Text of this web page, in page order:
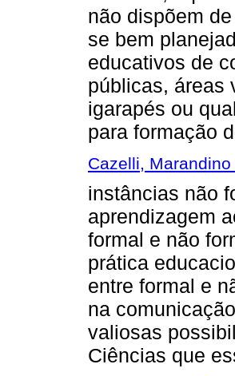
não dispõem
se bem
educativos de
públicas, áreas
igarapés ou
para formação
Cazelli,
instâncias não
aprendizagem
formal e não
prática
entre formal e
na
valiosas
Ciências que